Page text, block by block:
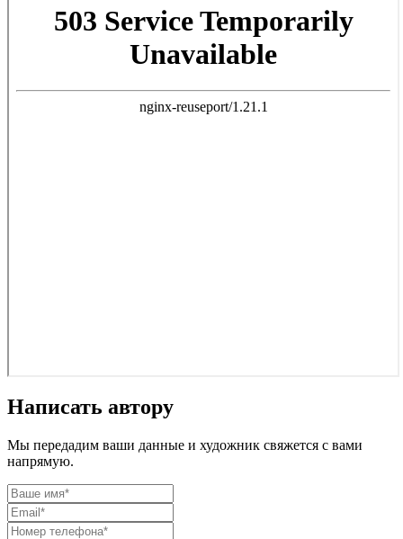
Написать автору
Мы передадим ваши данные и художник свяжется с вами
напрямую.